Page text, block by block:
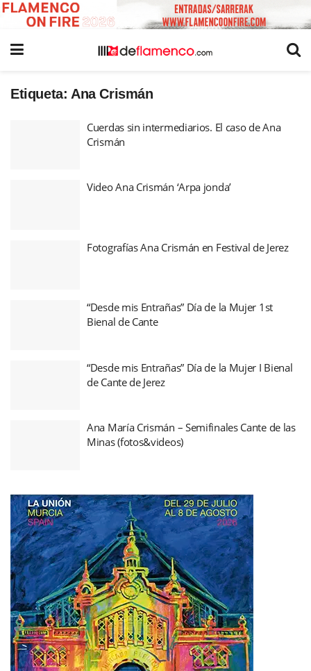
Etiqueta: Ana Crismán
Cuerdas sin intermediarios. El caso de Ana
Crismán
Video Ana Crismán ‘Arpa jonda’
Fotografías Ana Crismán en Festival de Jerez
“Desde mis Entrañas” Día de la Mujer 1st
Bienal de Cante
“Desde mis Entrañas” Día de la Mujer I Bienal
de Cante de Jerez
Ana María Crismán – Semifinales Cante de las
Minas (fotos&videos)